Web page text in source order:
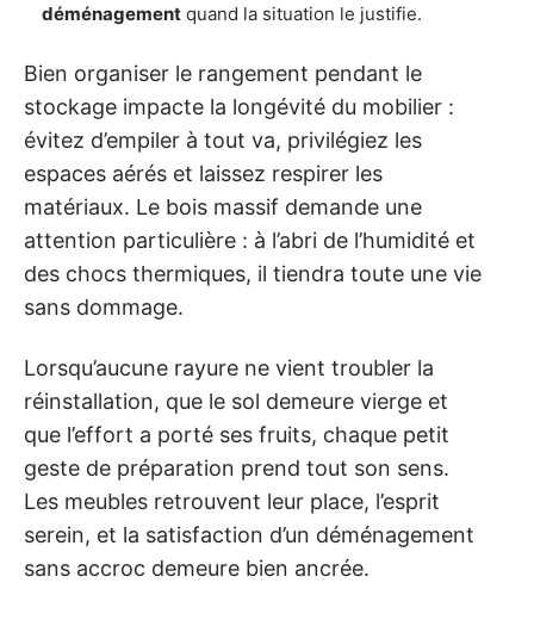
déménagement quand la situation le justifie.
Bien organiser le rangement pendant le
stockage impacte la longévité du mobilier :
évitez d’empiler à tout va, privilégiez les
espaces aérés et laissez respirer les
matériaux. Le bois massif demande une
attention particulière : à l’abri de l’humidité et
des chocs thermiques, il tiendra toute une vie
sans dommage.
Lorsqu’aucune rayure ne vient troubler la
réinstallation, que le sol demeure vierge et
que l’effort a porté ses fruits, chaque petit
geste de préparation prend tout son sens.
Les meubles retrouvent leur place, l’esprit
serein, et la satisfaction d’un déménagement
sans accroc demeure bien ancrée.